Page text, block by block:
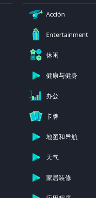
Acción
Entertainment
休闲
健康与健身
办公
卡牌
地图和导航
天气
家居装修